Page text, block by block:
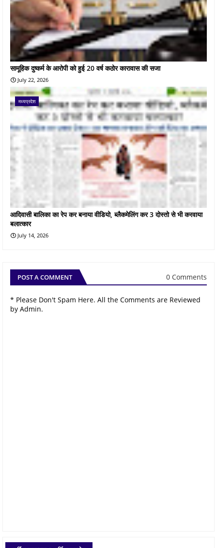
सामूहिक दुष्कर्म के आरोपी को हुई 20 वर्ष कठोर कारावास की सजा
July 22, 2026
मध्यप्रदेश
आदिवासी बालिका का रेप कर बनाया वीडियो, ब्लैकमेलिंग कर 3 दोस्तो से भी करवाया
बलात्कार
July 14, 2026
POST A COMMENT 0 Comments
* Please Don't Spam Here. All the Comments are Reviewed
by Admin.